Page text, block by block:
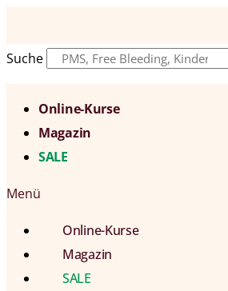
Suche
Online-Kurse
Magazin
SALE
Menü
Online-Kurse
Magazin
SALE